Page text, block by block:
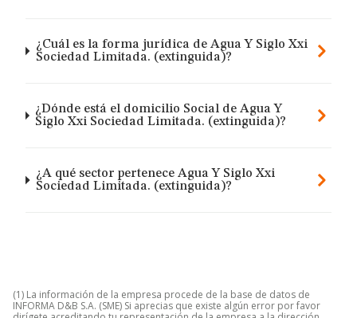
¿Cuál es la forma jurídica de Agua Y Siglo Xxi
Sociedad Limitada. (extinguida)?
¿Dónde está el domicilio Social de Agua Y
Siglo Xxi Sociedad Limitada. (extinguida)?
¿A qué sector pertenece Agua Y Siglo Xxi
Sociedad Limitada. (extinguida)?
(1) La información de la empresa procede de la base de datos de
INFORMA D&B S.A. (SME) Si aprecias que existe algún error por favor